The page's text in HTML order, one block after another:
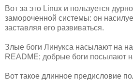
Вот за это Linux и пользуется
замороченной системы: он
заставляя его развиваться.
Злые боги Линукса насылают на
README; добрые боги посылают
Вот такое длинное предисловие